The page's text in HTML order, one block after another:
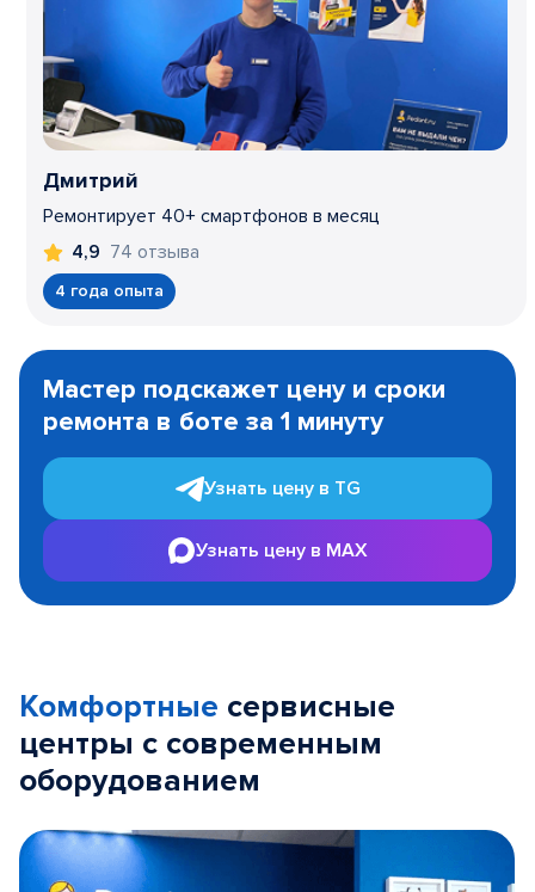
Дмитрий
Ремонтирует 40+ смартфонов в месяц
4,9 74 отзыва
4 года опыта
1
Мастер подскажет цену и сроки
ремонта в боте за 1 минуту
Узнать цену в TG
Узнать цену в MAX
Комфортные сервисные
центры с современным
оборудованием